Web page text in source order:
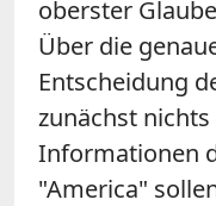
oberster
Über die
Entscheidung
zunächst
Informationen
"America"